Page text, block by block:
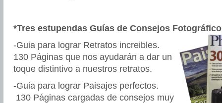
*Tres estupendas Guías de Consejos
-Guia para lograr Retratos increibles.
130 Páginas que nos ayudarán a dar un
toque distintivo a nuestros retratos.
-Guia para lograr Paisajes perfectos.
130 Páginas cargadas de consejos muy